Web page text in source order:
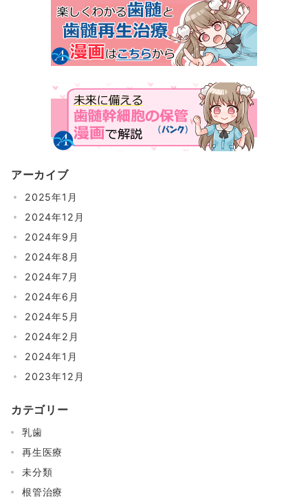
アーカイブ
2025年1月
2024年12月
2024年9月
2024年8月
2024年7月
2024年6月
2024年5月
2024年2月
2024年1月
2023年12月
カテゴリー
乳歯
再生医療
未分類
根管治療